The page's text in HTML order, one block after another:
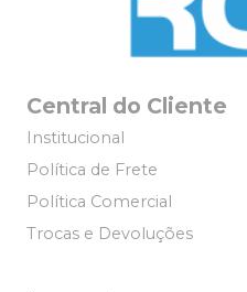
Central do Cliente
Institucional
Política de Frete
Política Comercial
Trocas e Devoluções